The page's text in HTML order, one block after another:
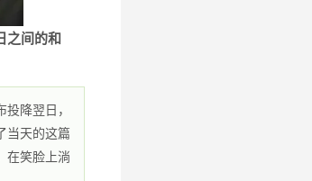
之间的和
降翌日，
当天的这篇
在笑脸上淌